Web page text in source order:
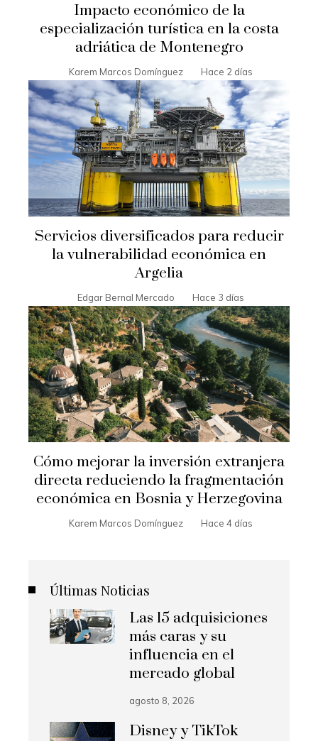
Impacto económico de la
especialización turística en la costa
adriática de Montenegro
Karem Marcos Domínguez Hace 2 días
Servicios diversificados para reducir
la vulnerabilidad económica en
Argelia
Edgar Bernal Mercado Hace 3 días
Cómo mejorar la inversión extranjera
directa reduciendo la fragmentación
económica en Bosnia y Herzegovina
Karem Marcos Domínguez Hace 4 días
Últimas Noticias
Las 15 adquisiciones
más caras y su
influencia en el
mercado global
agosto 8, 2026
Disney y TikTok